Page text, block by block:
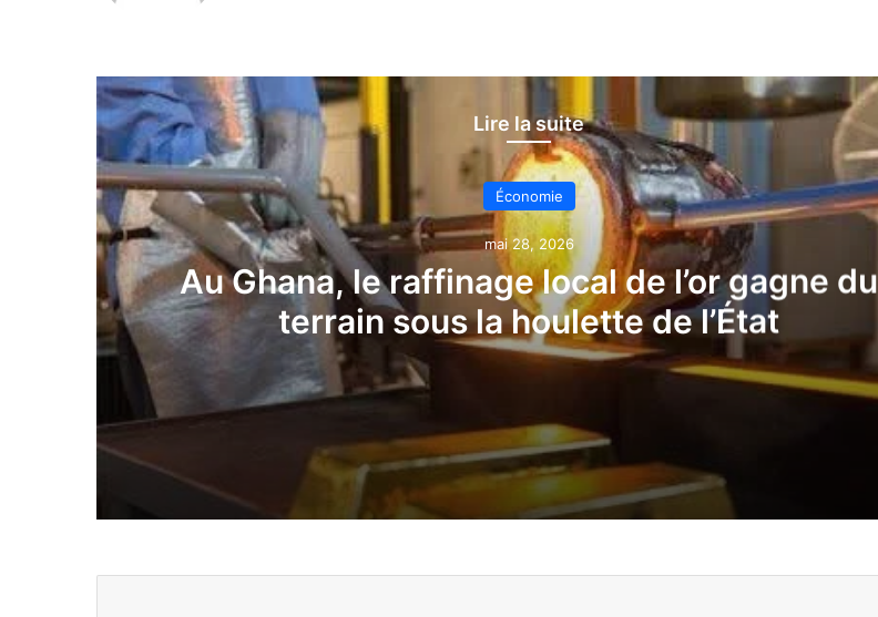
Lire la suite
Économie
mai 28, 2026
Au Ghana, le raffinage local de l’or gagne du
terrain sous la houlette de l’État
Au Ghana, le raffinage local de l’or gagne du terrain sous la houlette de l’État